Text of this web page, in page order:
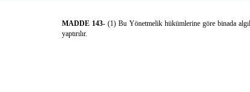
MADDE 143-(1) Bu Yönetmelik hükümlerine göre binada
yaptırılır.